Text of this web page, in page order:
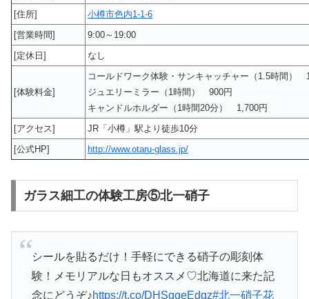
[住所]
小樽市色内1-1-6
[営業時間]
9:00～19:00
[定休日]
なし
[体験料金]
コールドワーク体験・サンキャッチャー（1.5時間）
ジュエリーミラー（1時間） 900円
キャンドルホルダー（1時間20分） 1,700円
[アクセス]
JR「小樽」駅より徒歩10分
[公式HP]
http://www.otaru-glass.jp/
ガラス細工の体験工房⑤北一硝子
シールを貼るだけ！手軽にできる硝子の彫刻体
験！メモリアルな日もオススメ♡北海道に来た記
念にどうぞ♪https://t.co/DHSqqeEdqz#北一硝子花